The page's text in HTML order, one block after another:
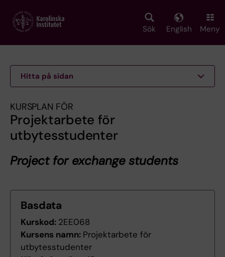
main
Sök English Meny
Hitta på sidan
KURSPLAN FÖR
Projektarbete för
utbytesstudenter
Project for exchange students
Basdata
Kurskod: 2EE068
Kursens namn: Projektarbete för
utbytesstudenter